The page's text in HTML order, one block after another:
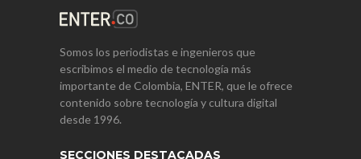
Somos los periodistas e ingenieros que
escribimos el medio de tecnología más
importante de Colombia, ENTER, que le ofrece
contenido sobre tecnología y cultura digital
desde 1996.
SECCIONES DESTACADAS